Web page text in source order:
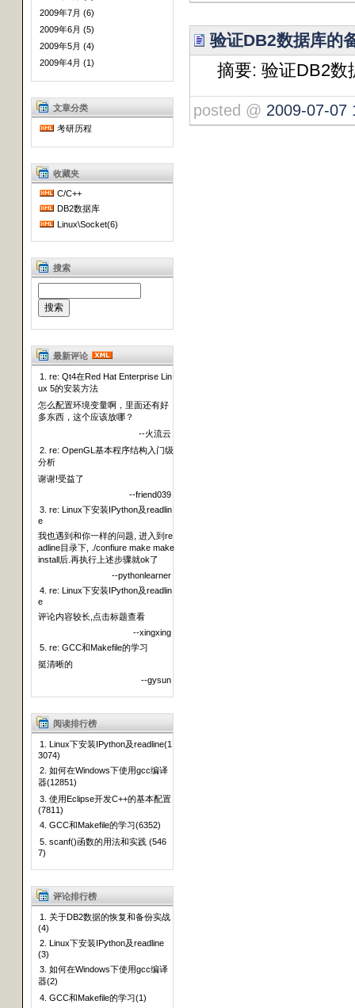
2009年7月 (6)
2009年6月 (5)
2009年5月 (4)
2009年4月 (1)
文章分类
考研历程
收藏夹
C/C++
DB2数据库
Linux\Socket(6)
搜索
最新评论
1. re: Qt4在Red Hat Enterprise Lin
ux 5的安装方法
怎么配置环境变量啊，里面还有好
多东西，这个应该放哪？
--火流云
2. re: OpenGL基本程序结构入门级
分析
谢谢!受益了
--friend039
3. re: Linux下安装IPython及readlin
e
我也遇到和你一样的问题, 进入到re
adline目录下, ./confiure make make
install后.再执行上述步骤就ok了
--pythonlearner
4. re: Linux下安装IPython及readlin
e
评论内容较长,点击标题查看
--xingxing
5. re: GCC和Makefile的学习
挺清晰的
--gysun
阅读排行榜
1. Linux下安装IPython及readline(1
3074)
2. 如何在Windows下使用gcc编译
器(12851)
3. 使用Eclipse开发C++的基本配置
(7811)
4. GCC和Makefile的学习(6352)
5. scanf()函数的用法和实践 (546
7)
评论排行榜
1. 关于DB2数据的恢复和备份实战
(4)
2. Linux下安装IPython及readline
(3)
3. 如何在Windows下使用gcc编译
器(2)
4. GCC和Makefile的学习(1)
验证DB2数据库的
摘要: 验证DB2数
posted @ 2009-07-07